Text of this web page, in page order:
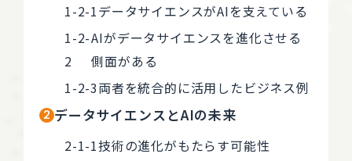
データサイエンスがAIを支えている
AIがデータサイエンスを進化させる
側面がある
両者を統合的に活用したビジネス例
データサイエンスとAIの未来
技術の進化がもたらす可能性